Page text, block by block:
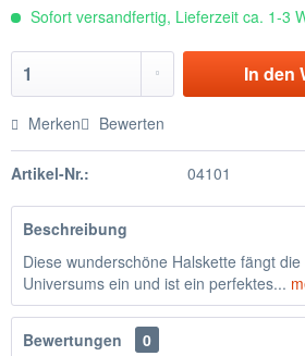
Sofort versandfertig, Lieferzeit ca. 1-3
In den
Merken Bewerten
Artikel-Nr.: 04101
Beschreibung
Diese wunderschöne Halskette fängt
Universums ein und ist ein perfektes...
Bewertungen
0